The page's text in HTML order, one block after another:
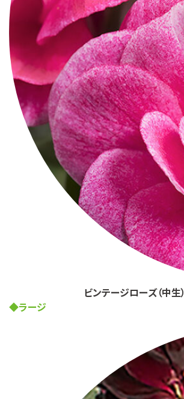
ビンテージローズ（中生）
◆ラージ